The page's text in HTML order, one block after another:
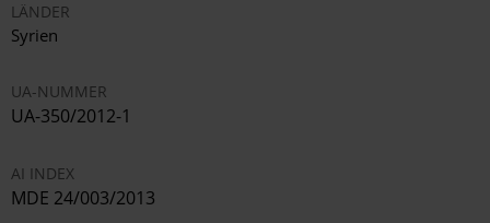
LÄNDER
Syrien
UA-NUMMER
UA-350/2012-1
AI INDEX
MDE 24/003/2013